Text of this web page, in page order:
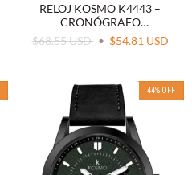
RELOJ KOSMO K4443 –
CRONÓGRAFO
MULTIFUNCIÓN
$68.55 USD $54.81 USD
44% OFF